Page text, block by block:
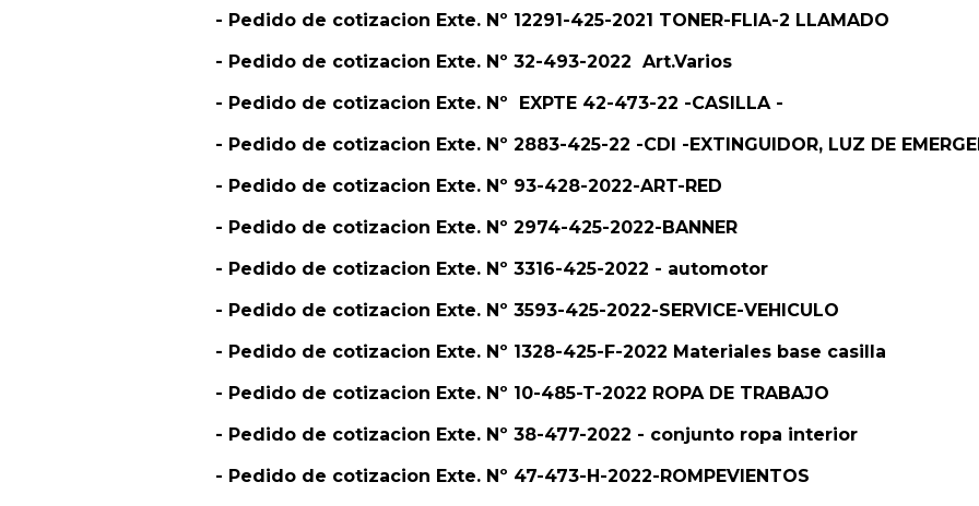
- Pedido de cotizacion Exte. Nº 12291-425-2021 TONER-FLIA-2 LLAMADO
- Pedido de cotizacion Exte. Nº 32-493-2022 Art.Varios
- Pedido de cotizacion Exte. Nº EXPTE 42-473-22 -CASILLA -
- Pedido de cotizacion Exte. Nº 2883-425-22 -CDI -EXTINGUIDOR, LUZ DE
- Pedido de cotizacion Exte. Nº 93-428-2022-ART-RED
- Pedido de cotizacion Exte. Nº 2974-425-2022-BANNER
- Pedido de cotizacion Exte. Nº 3316-425-2022 - automotor
- Pedido de cotizacion Exte. Nº 3593-425-2022-SERVICE-VEHICULO
- Pedido de cotizacion Exte. Nº 1328-425-F-2022 Materiales base casilla
- Pedido de cotizacion Exte. Nº 10-485-T-2022 ROPA DE TRABAJO
- Pedido de cotizacion Exte. Nº 38-477-2022 - conjunto ropa interior
- Pedido de cotizacion Exte. Nº 47-473-H-2022-ROMPEVIENTOS